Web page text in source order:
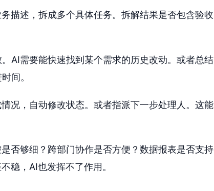
描述，拆成多个具体任务。拆解结果是否包含验收
AI需要能快速找到某个需求的历史改动。或者总结
间。
况，自动修改状态。或者指派下一步处理人。这能
否够细？跨部门协作是否方便？数据报表是否支持
稳，AI也发挥不了作用。